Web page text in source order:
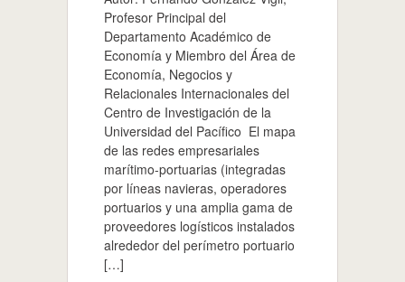
Profesor Principal del
Departamento Académico de
Economía y Miembro del Área de
Economía, Negocios y
Relacionales Internacionales del
Centro de Investigación de la
Universidad del Pacífico El mapa
de las redes empresariales
marítimo-portuarias (integradas
por líneas navieras, operadores
portuarios y una amplia gama de
proveedores logísticos instalados
alrededor del perímetro portuario
[…]